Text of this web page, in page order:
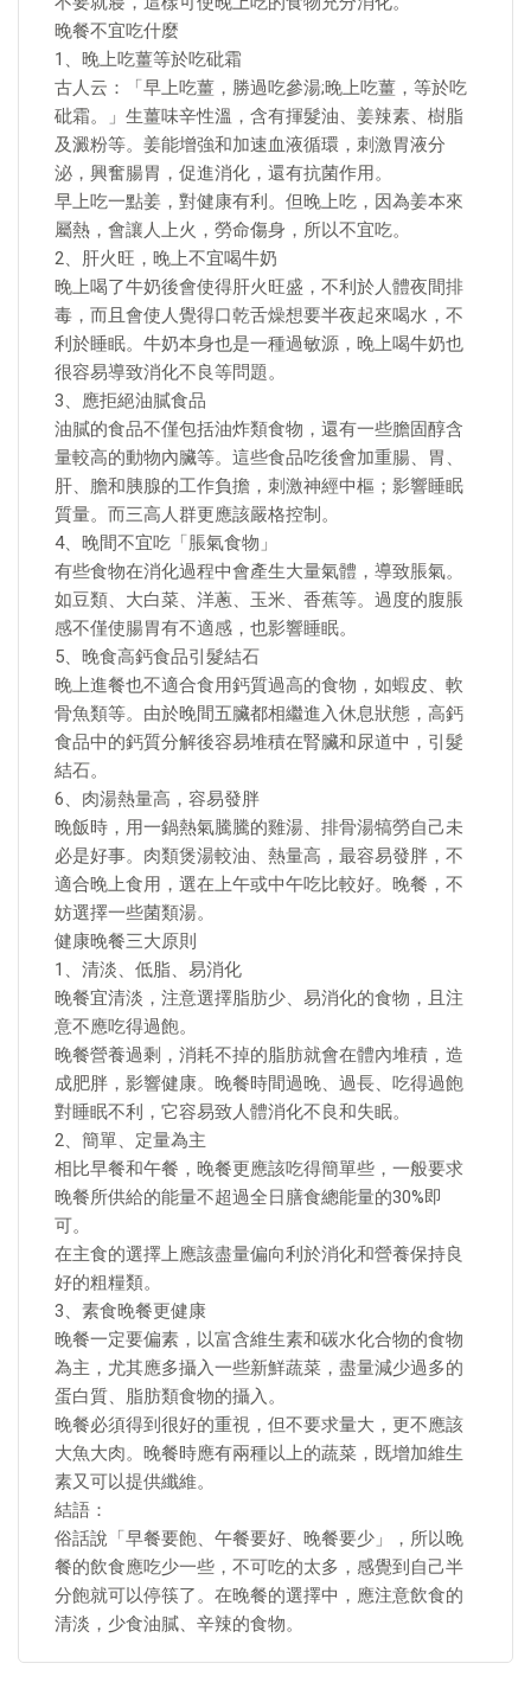
晚餐不宜吃什麼
1、晚上吃薑等於吃砒霜
古人云：「早上吃薑，勝過吃參湯;晚上吃薑，等於吃
砒霜。」生薑味辛性溫，含有揮髮油、姜辣素、樹脂
及澱粉等。姜能增強和加速血液循環，刺激胃液分
泌，興奮腸胃，促進消化，還有抗菌作用。
早上吃一點姜，對健康有利。但晚上吃，因為姜本來
屬熱，會讓人上火，勞命傷身，所以不宜吃。
2、肝火旺，晚上不宜喝牛奶
晚上喝了牛奶後會使得肝火旺盛，不利於人體夜間排
毒，而且會使人覺得口乾舌燥想要半夜起來喝水，不
利於睡眠。牛奶本身也是一種過敏源，晚上喝牛奶也
很容易導致消化不良等問題。
3、應拒絕油膩食品
油膩的食品不僅包括油炸類食物，還有一些膽固醇含
量較高的動物內臟等。這些食品吃後會加重腸、胃、
肝、膽和胰腺的工作負擔，刺激神經中樞；影響睡眠
質量。而三高人群更應該嚴格控制。
4、晚間不宜吃「脹氣食物」
有些食物在消化過程中會產生大量氣體，導致脹氣。
如豆類、大白菜、洋蔥、玉米、香蕉等。過度的腹脹
感不僅使腸胃有不適感，也影響睡眠。
5、晚食高鈣食品引髮結石
晚上進餐也不適合食用鈣質過高的食物，如蝦皮、軟
骨魚類等。由於晚間五臟都相繼進入休息狀態，高鈣
食品中的鈣質分解後容易堆積在腎臟和尿道中，引髮
結石。
6、肉湯熱量高，容易發胖
晚飯時，用一鍋熱氣騰騰的雞湯、排骨湯犒勞自己未
必是好事。肉類煲湯較油、熱量高，最容易發胖，不
適合晚上食用，選在上午或中午吃比較好。晚餐，不
妨選擇一些菌類湯。
健康晚餐三大原則
1、清淡、低脂、易消化
晚餐宜清淡，注意選擇脂肪少、易消化的食物，且注
意不應吃得過飽。
晚餐營養過剩，消耗不掉的脂肪就會在體內堆積，造
成肥胖，影響健康。晚餐時間過晚、過長、吃得過飽
對睡眠不利，它容易致人體消化不良和失眠。
2、簡單、定量為主
相比早餐和午餐，晚餐更應該吃得簡單些，一般要求
晚餐所供給的能量不超過全日膳食總能量的30%即
可。
在主食的選擇上應該盡量偏向利於消化和營養保持良
好的粗糧類。
3、素食晚餐更健康
晚餐一定要偏素，以富含維生素和碳水化合物的食物
為主，尤其應多攝入一些新鮮蔬菜，盡量減少過多的
蛋白質、脂肪類食物的攝入。
晚餐必須得到很好的重視，但不要求量大，更不應該
大魚大肉。晚餐時應有兩種以上的蔬菜，既增加維生
素又可以提供纖維。
結語：
俗話說「早餐要飽、午餐要好、晚餐要少」，所以晚
餐的飲食應吃少一些，不可吃的太多，感覺到自己半
分飽就可以停筷了。在晚餐的選擇中，應注意飲食的
清淡，少食油膩、辛辣的食物。